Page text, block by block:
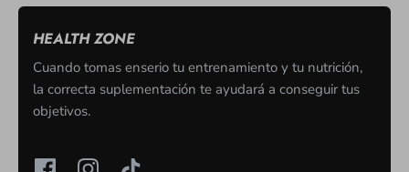
HEALTH ZONE
Cuando tomas enserio tu entrenamiento y tu nutrición,
la correcta suplementación te ayudará a conseguir tus
objetivos.